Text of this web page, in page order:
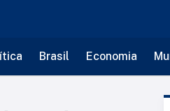
Brasil Economia